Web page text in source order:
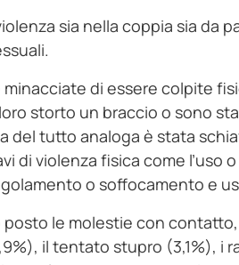
sia nella coppia sia da
minacciate di essere colpite
storto un braccio o sono
tutto analoga è stata
di violenza fisica come l’uso
o soffocamento e
posto le molestie con
il tentato stupro (3,1%), i